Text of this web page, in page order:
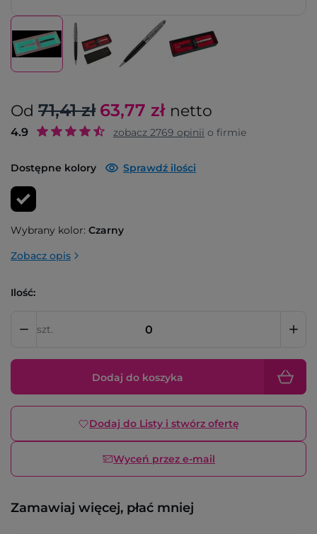
Od 71,41 zł 63,77 zł netto
4.9 zobacz 2769 opinii o firmie
Dostępne kolory Sprawdź ilości
Wybrany kolor: Czarny
Zobacz opis
Ilość:
szt.
Dodaj do koszyka
Dodaj do Listy i stwórz ofertę
Wyceń przez e-mail
Zamawiaj więcej, płać mniej